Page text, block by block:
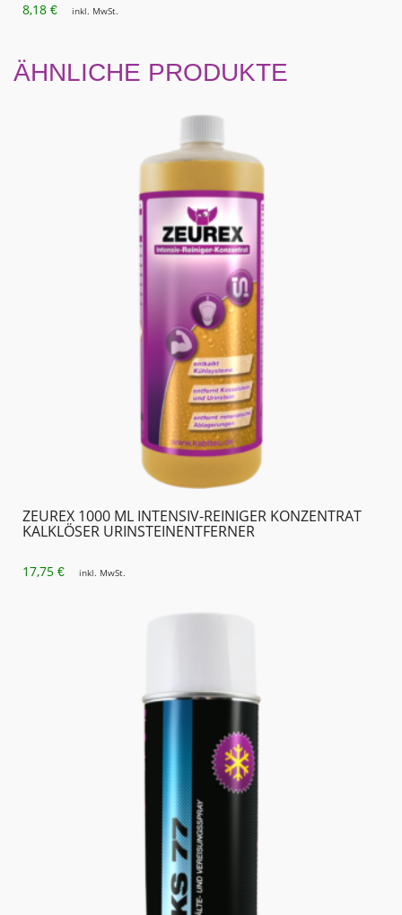
8,18 € inkl. MwSt.
ÄHNLICHE PRODUKTE
ZEUREX 1000 ML INTENSIV-REINIGER KONZENTRAT
KALKLÖSER URINSTEIN­ENTFERNER
17,75 € inkl. MwSt.